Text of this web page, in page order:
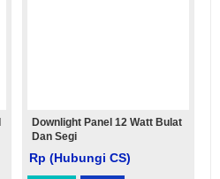
Downlight Panel 12 Watt Bulat
Dan Segi
Rp (Hubungi CS)